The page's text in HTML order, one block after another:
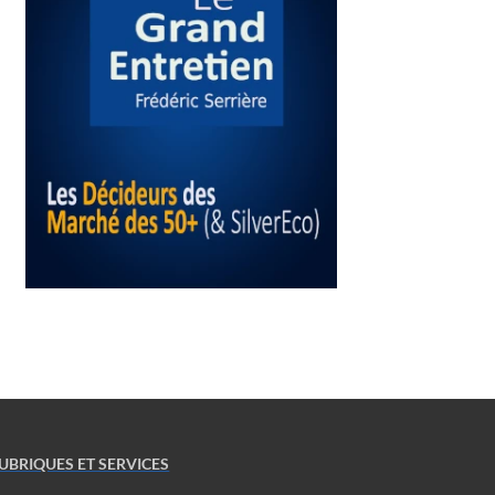
ET SERVICES